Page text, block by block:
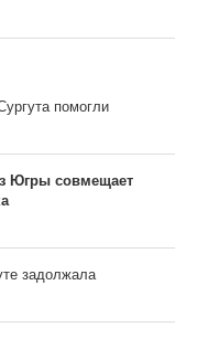
помогли
Югры совмещает
задолжала